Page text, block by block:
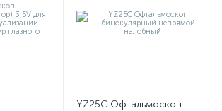
YZ25C Офтальмоскоп